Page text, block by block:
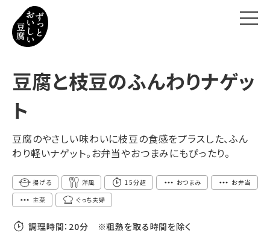
ずっとおいしい豆腐とは
ずっとおいしいヒミツ
豆腐の新常識
お知らせ
豆腐と枝豆のふんわりナゲッ
ト
豆腐のやさしい味わいに枝豆の食感をプラスした、ふん
わり軽いナゲット。お弁当やおつまみにもぴったり。
揚げる 洋風 15分超 おつまみ
お弁当
主菜
ぐっち夫婦
調理時間： 20分 ※粗熱を取る時間を除く